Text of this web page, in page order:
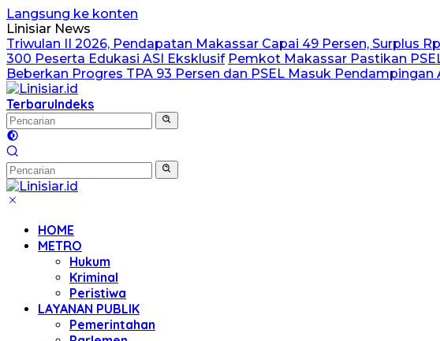
Langsung ke konten
Linisiar News
Triwulan II 2026, Pendapatan Makassar Capai 49 Persen, Surplus
300 Peserta Edukasi ASI Eksklusif Pemkot Makassar Pastikan
Beberkan Progres TPA 93 Persen dan PSEL Masuk Pendampingan
TerbaruIndeks
HOME
METRO
Hukum
Kriminal
Peristiwa
LAYANAN PUBLIK
Pemerintahan